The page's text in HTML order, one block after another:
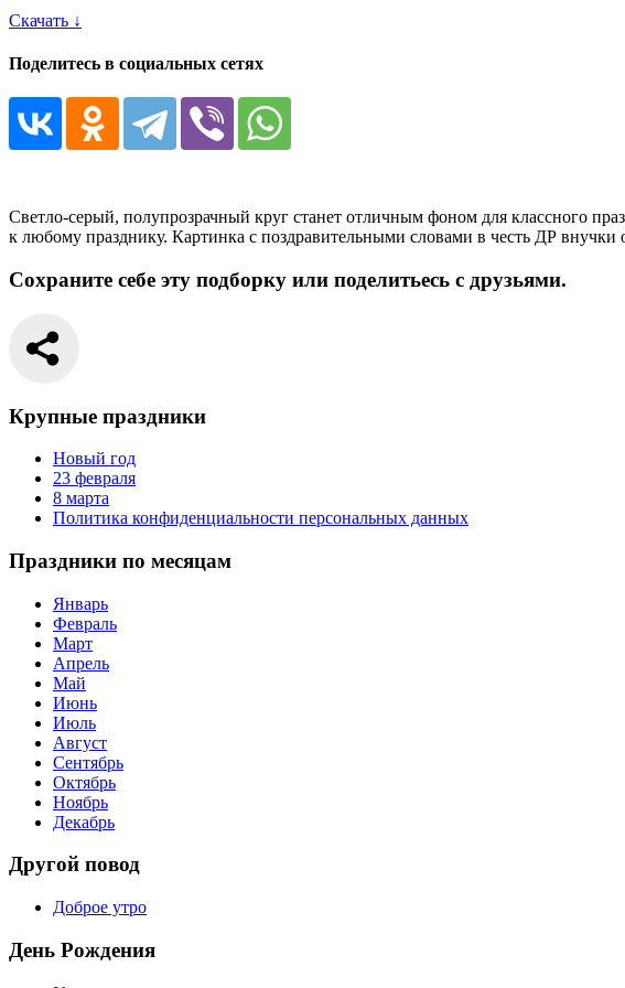
Скачать ↓
Поделитесь в социальных сетях
Светло-серый, полупрозрачный круг станет отличным фоном для классного
к любому празднику. Картинка с поздравительными словами в честь ДР
Сохраните себе эту подборку или поделитьесь с друзьями.
Крупные праздники
Новый год
23 февраля
8 марта
Политика конфиденциальности персональных данных
Праздники по месяцам
Январь
Февраль
Март
Апрель
Май
Июнь
Июль
Август
Сентябрь
Октябрь
Ноябрь
Декабрь
Другой повод
Доброе утро
День Рождения